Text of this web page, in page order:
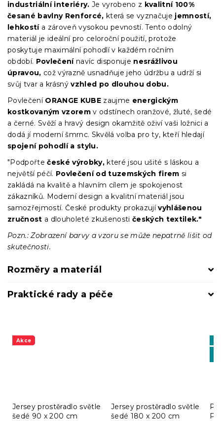
industriální interiéry. Je vyrobeno z kvalitní 100%
česané bavlny Renforcé, která se vyznačuje jemností,
lehkostía zároveň vysokou pevností. Tento odolný
materiál je ideální pro celoroční použití, protože
poskytuje maximální pohodlí v každém ročním
období. Povlečenínavíc disponuje nesrážlivou
úpravou, což výrazně usnadňuje jeho údržbu a udrží si
svůj tvar a krásnývzhled po dlouhou dobu.
Povlečení ORANGE KUBE zaujme energickým
kostkovaným vzorem v odstínech oranžové, žluté, šedé
a černé. Svěží a hravý design okamžitě oživí vaši ložnici a
dodá jí moderní šmrnc. Skvělá volba pro ty, kteří hledají
spojení pohodlí a stylu.
"Podpořtečeské výrobky, které jsou ušité s láskou a
největší péčí. Povlečení od tuzemských firem si
zakládá na kvalitě a hlavním cílem je spokojenost
zákazníků. Moderní design a kvalitní materiál jsou
samozřejmostí. České produkty prokazujívyhlášenou
zručnost a dlouholeté zkušenostičeských textilek."
Pozn.: Zobrazení barvy a vzoru se může nepatrně lišit od
skutečnosti.
Rozměry a materiál
Praktické rady a péče
Akce
Jersey prostěradlo světle
šedé 90 x 200 cm
Jersey prostěradlo světle
šedé 180 x 200 cm